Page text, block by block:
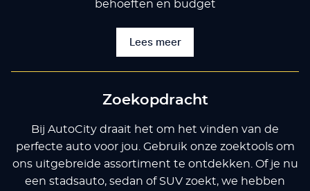
behoeften en budget
Lees meer
Zoekopdracht
Bij AutoCity draait het om het vinden van de
perfecte auto voor jou. Gebruik onze zoektools om
ons uitgebreide assortiment te ontdekken. Of je nu
een stadsauto, sedan of SUV zoekt, we hebben